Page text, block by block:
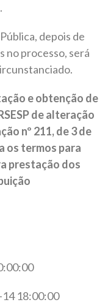
depois de
no processo, será
e obtenção de
de alteração
nº 211, de 3 de
os termos para
prestação dos
18:00:00